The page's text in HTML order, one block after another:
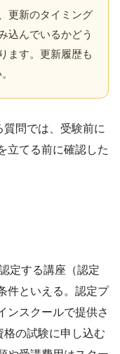
更新のタイミング
込んでいるかどう
ます。更新履歴も
問では、受験前に
立てる前に確認した
定する講座（認定
件といえる。認定プ
ンスクールで提供さ
の試験に申し込む